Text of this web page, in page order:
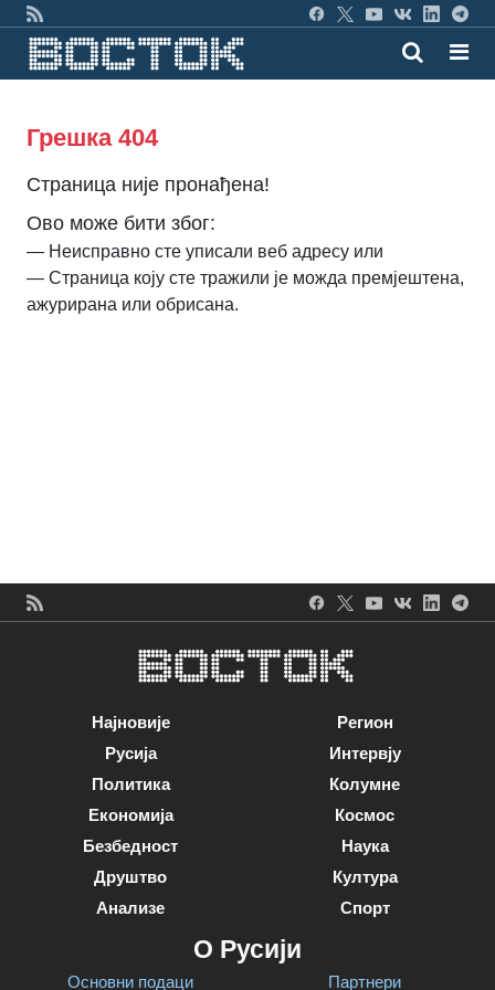
Грешка 404
Страница није пронађена!
Ово може бити због:
— Неисправно сте уписали веб адресу или
— Страница коју сте тражили је можда премјештена,
ажурирана или обрисана.
Најновије
Русија
Политика
Економија
Безбедност
Друштво
Анализе
Регион
Интервју
Колумне
Космос
Наука
Култура
Спорт
О Русији
Основни подаци Партнери